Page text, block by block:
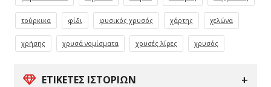
τούρκικα φίδι φυσικός χρυσός χάρτης χελώνα
χρήσης χρυσά νομίσματα χρυσές λίρες χρυσός
ΕΤΙΚΈΤΕΣ ΙΣΤΟΡΙΏΝ